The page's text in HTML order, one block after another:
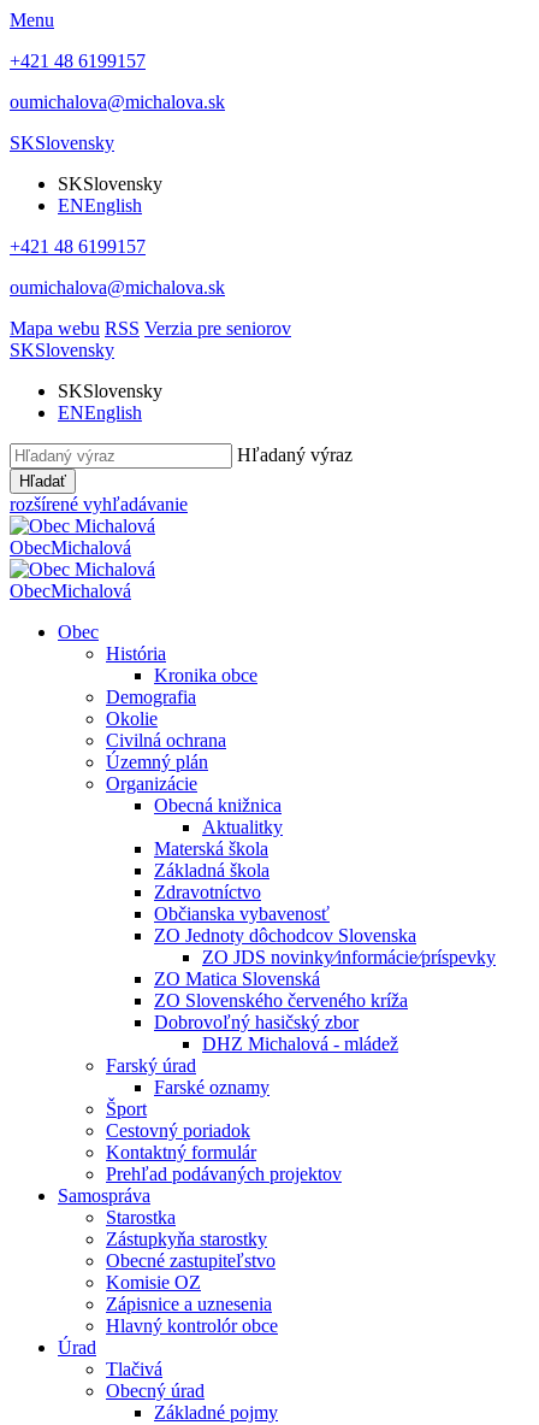
Menu
+421 48 6199157
oumichalova@michalova.sk
SKSlovensky
SKSlovensky
ENEnglish
+421 48 6199157
oumichalova@michalova.sk
Mapa webu RSS Verzia pre seniorov
SKSlovensky
SKSlovensky
ENEnglish
Hľadaný výraz
Hľadať
rozšírené vyhľadávanie
ObecMichalová
ObecMichalová
Obec
História
Kronika obce
Demografia
Okolie
Civilná ochrana
Územný plán
Organizácie
Obecná knižnica
Aktualitky
Materská škola
Základná škola
Zdravotníctvo
Občianska vybavenosť
ZO Jednoty dôchodcov Slovenska
ZO JDS novinky⁄informácie⁄príspevky
ZO Matica Slovenská
ZO Slovenského červeného kríža
Dobrovoľný hasičský zbor
DHZ Michalová - mládež
Farský úrad
Farské oznamy
Šport
Cestovný poriadok
Kontaktný formulár
Prehľad podávaných projektov
Samospráva
Starostka
Zástupkyňa starostky
Obecné zastupiteľstvo
Komisie OZ
Zápisnice a uznesenia
Hlavný kontrolór obce
Úrad
Tlačivá
Obecný úrad
Základné pojmy